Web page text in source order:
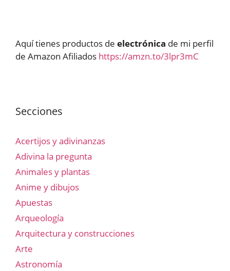
Aquí tienes productos de electrónica de mi perfil
de Amazon Afiliados https://amzn.to/3lpr3mC
Secciones
Acertijos y adivinanzas
Adivina la pregunta
Animales y plantas
Anime y dibujos
Apuestas
Arqueología
Arquitectura y construcciones
Arte
Astronomía